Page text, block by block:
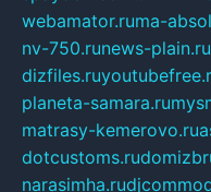
webamator.ruma-
nv-750.runews-plain.ru
dizfiles.ru
planeta-samara.ru
matrasy-kemerovo.ru
dotcustoms.ru
narasimha.ru